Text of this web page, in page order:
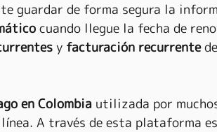
guardar de forma segura la
cuando llegue la fecha de
y facturación recurrente
en Colombia utilizada por
A través de esta plataforma